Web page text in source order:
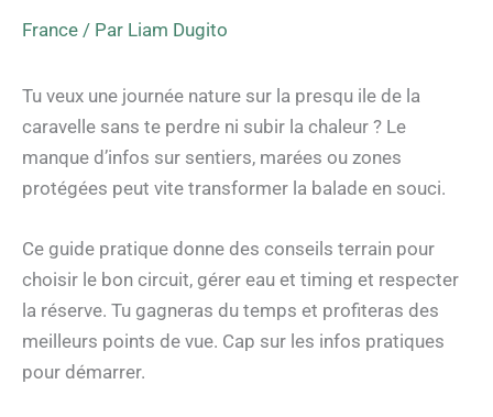
France / Par Liam Dugito
Tu veux une journée nature sur la presqu ile de la
caravelle sans te perdre ni subir la chaleur ? Le
manque d’infos sur sentiers, marées ou zones
protégées peut vite transformer la balade en souci.
Ce guide pratique donne des conseils terrain pour
choisir le bon circuit, gérer eau et timing et respecter
la réserve. Tu gagneras du temps et profiteras des
meilleurs points de vue. Cap sur les infos pratiques
pour démarrer.